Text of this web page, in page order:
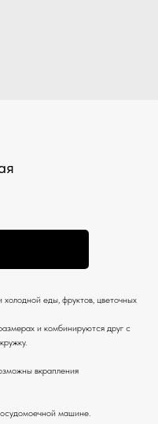
еды, фруктов, цветочных
и комбинируются друг с
вкрапления
машине.